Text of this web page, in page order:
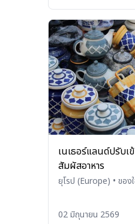
เนเธอร์แลนด์ปรับเ
สัมผัสอาหาร
ยุโรป (Europe) • ของ
Kitchenware)
02 มิถุนายน 2569